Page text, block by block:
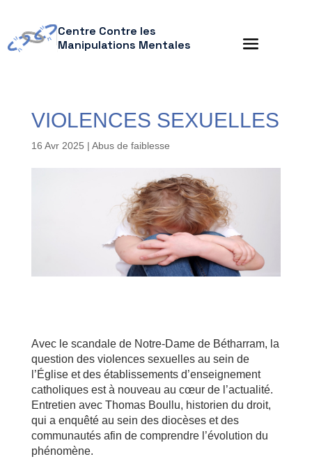
Centre Contre les
Manipulations Mentales
VIOLENCES SEXUELLES
16 Avr 2025 | Abus de faiblesse
Avec le scandale de Notre-Dame de Bétharram, la
question des violences sexuelles au sein de
l’Église et des établissements d’enseignement
catholiques est à nouveau au cœur de l’actualité.
Entretien avec Thomas Boullu, historien du droit,
qui a enquêté au sein des diocèses et des
communautés afin de comprendre l’évolution du
phénomène.